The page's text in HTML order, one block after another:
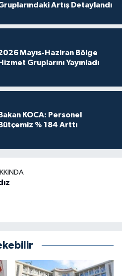
Artış Detaylandı
Mayıs-Haziran Bölge
Hizmet Gruplarını Yayınladı
Bakan KOCA: Personel
Bütçemiz % 184 Arttı